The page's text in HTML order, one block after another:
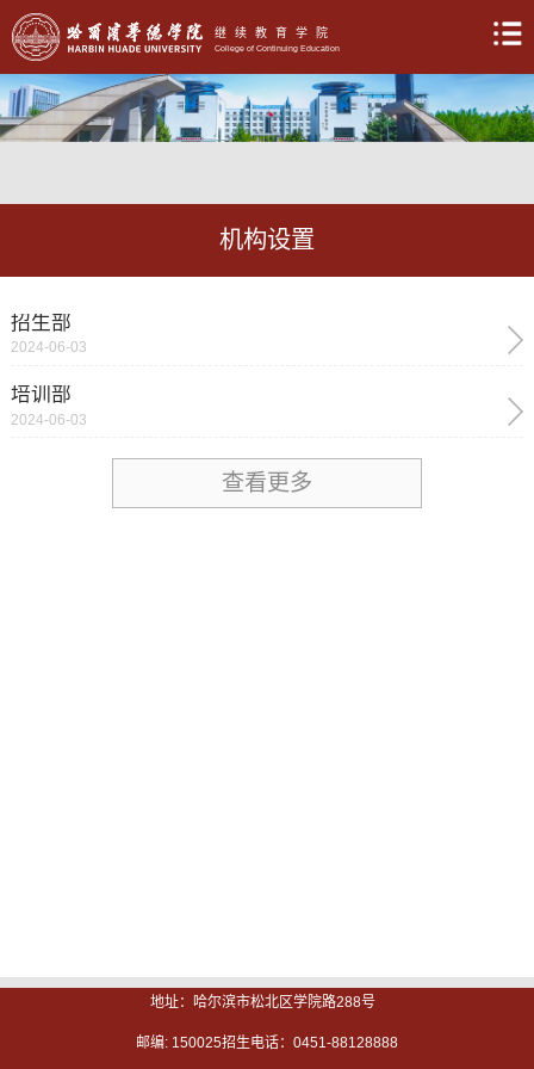
继续教育学院
College of Continuing Education
机构设置
招生部
2024-06-03
培训部
2024-06-03
查看更多
地址：哈尔滨市松北区学院路288号
邮编: 150025招生电话：0451-88128888